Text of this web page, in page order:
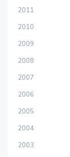
2011
2010
2009
2008
2007
2006
2005
2004
2003